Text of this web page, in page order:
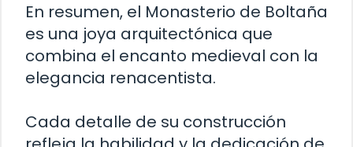
En resumen, el Monasterio de Boltaña
es una joya arquitectónica que
combina el encanto medieval con la
elegancia renacentista.
Cada detalle de su construcción